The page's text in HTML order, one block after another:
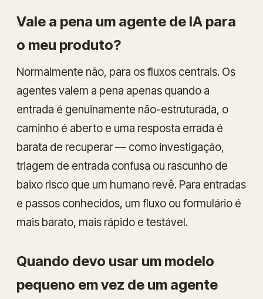
Vale a pena um agente de IA para
o meu produto?
Normalmente não, para os fluxos centrais. Os
agentes valem a pena apenas quando a
entrada é genuinamente não-estruturada, o
caminho é aberto e uma resposta errada é
barata de recuperar — como investigação,
triagem de entrada confusa ou rascunho de
baixo risco que um humano revê. Para entradas
e passos conhecidos, um fluxo ou formulário é
mais barato, mais rápido e testável.
Quando devo usar um modelo
pequeno em vez de um agente